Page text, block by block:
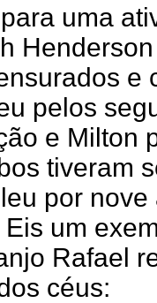
uma
e
pelos
e Milton
tiveram
por
um
Rafael
céus: